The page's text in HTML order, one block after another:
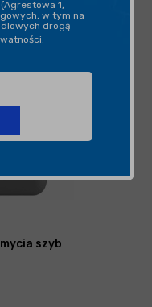
szyb
1,
w tym na
drogą
.